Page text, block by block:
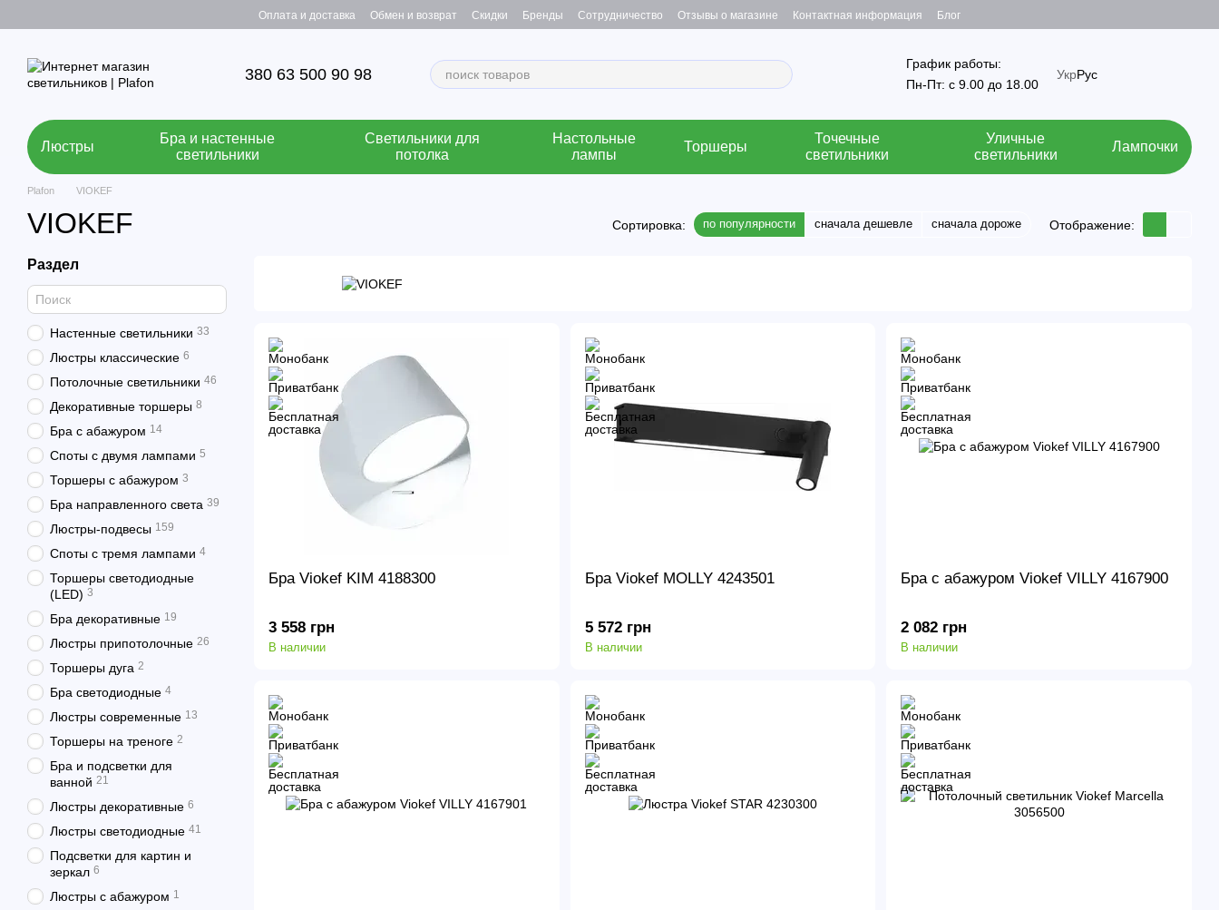
Оплата и доставка Обмен и возврат Скидки Бренды Сотрудничество Отзывы о магазине Контактная информация Блог
380 63 500 90 98
График работы:
Пн-Пт: с 9.00 до 18.00
УкрРус
Люстры
Бра и настенные
светильники
Светильники для
потолка
Настольные
лампы
Торшеры
Точечные
светильники
Уличные
светильники
Лампочки
Plafon VIOKEF
VIOKEF Сортировка: по популярности сначала дешевле сначала дороже Отображение:
Бра Viokef KIM 4188300
3 558 грн
В наличии
Бра Viokef MOLLY 4243501
5 572 грн
В наличии
Бра с абажуром Viokef VILLY 4167900
2 082 грн
В наличии
Раздел
Настенные светильники 33
Люстры классические 6
Потолочные светильники 46
Декоративные торшеры 8
Бра с абажуром 14
Споты с двумя лампами 5
Торшеры с абажуром 3
Бра направленного света 39
Люстры-подвесы 159
Споты с тремя лампами 4
Торшеры светодиодные
(LED) 3
Бра декоративные 19
Люстры припотолочные 26
Торшеры дуга 2
Бра светодиодные 4
Люстры современные 13
Торшеры на треноге 2
Бра и подсветки для
ванной 21
Люстры декоративные 6
Люстры светодиодные 41
Подсветки для картин и
зеркал 6
Люстры с абажуром 1